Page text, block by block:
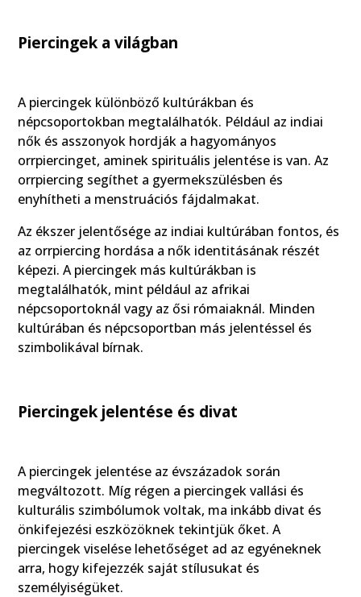
Piercingek a világban
A piercingek különböző kultúrákban és
népcsoportokban megtalálhatók. Például az indiai
nők és asszonyok hordják a hagyományos
orrpiercinget, aminek spirituális jelentése is van. Az
orrpiercing segíthet a gyermekszülésben és
enyhítheti a menstruációs fájdalmakat.
Az ékszer jelentősége az indiai kultúrában fontos, és
az orrpiercing hordása a nők identitásának részét
képezi. A piercingek más kultúrákban is
megtalálhatók, mint például az afrikai
népcsoportoknál vagy az ősi rómaiaknál. Minden
kultúrában és népcsoportban más jelentéssel és
szimbolikával bírnak.
Piercingek jelentése és divat
A piercingek jelentése az évszázadok során
megváltozott. Míg régen a piercingek vallási és
kulturális szimbólumok voltak, ma inkább divat és
önkifejezési eszközöknek tekintjük őket. A
piercingek viselése lehetőséget ad az egyéneknek
arra, hogy kifejezzék saját stílusukat és
személyiségüket.